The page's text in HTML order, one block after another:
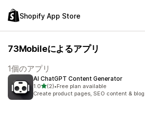
Shopify App Store
73Mobileによるアプリ
1個のアプリ
AI ChatGPT Content Generator
1.05つ星中
(2)
合計レビュー数：2件
•Free plan available
Create product pages, SEO content &